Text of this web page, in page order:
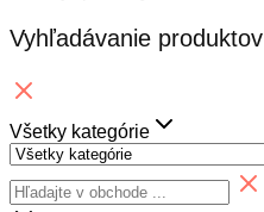
Vyhľadávanie produktov
Všetky kategórie